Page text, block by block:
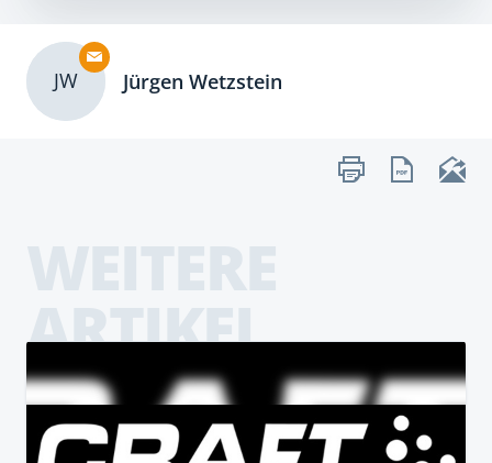
JW Jürgen Wetzstein
ARTIKEL